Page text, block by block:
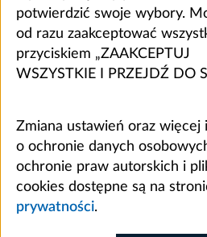
potwierdzić swoje wybory.
od razu zaakceptować
przyciskiem „ZAAKCEPTUJ
WSZYSTKIE I PRZEJDŹ DO
Zmiana ustawień oraz więcej
o ochronie danych
ochronie praw autorskich i
cookies dostępne są na
prywatności.